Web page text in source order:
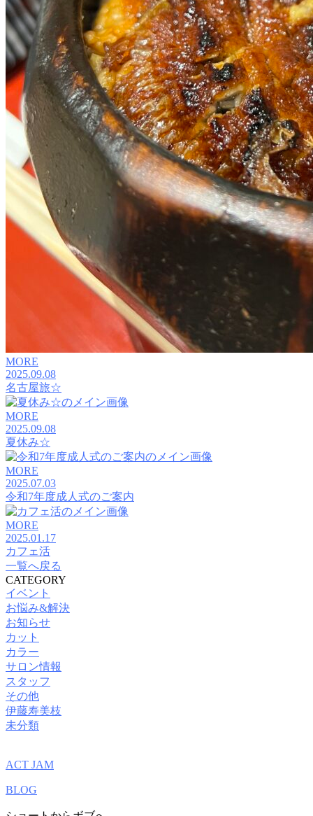
MORE
2025.09.08
名古屋旅☆
MORE
2025.09.08
夏休み☆
MORE
2025.07.03
令和7年度成人式のご案内
MORE
2025.01.17
カフェ活
一覧へ戻る
CATEGORY
イベント
お悩み&解決
お知らせ
カット
カラー
サロン情報
スタッフ
その他
伊藤寿美枝
未分類
ACT JAM
BLOG